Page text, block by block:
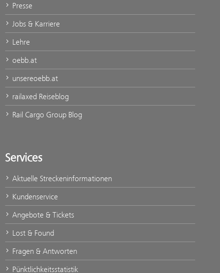
Presse
Jobs & Karriere
Lehre
oebb.at
unsereoebb.at
railaxed Reiseblog
Rail Cargo Group Blog
Services
Aktuelle Streckeninformationen
Kundenservice
Angebote & Tickets
Lost & Found
Fragen & Antworten
Pünktlichkeitsstatistik